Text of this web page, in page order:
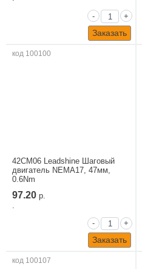
-
+
Заказать
код 100100
42CM06 Leadshine Шаговый
двигатель NEMA17, 47мм,
0.6Nm
97.20 р.
-
+
Заказать
код 100107